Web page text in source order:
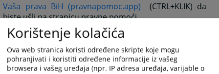
Vaša prava BiH (pravnapomoc.app) (CTRL+KLIK) da
biste ušli na stranicu pravne pomoći.
Korištenje kolačića
Ova web stranica koristi određene skripte koje mogu
pohranjivati i koristiti određene informacije iz vašeg
browsera i vašeg uređaja (npr. IP adresa uređaja, varijable o